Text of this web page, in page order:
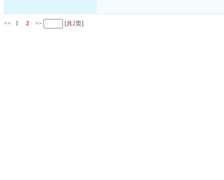
<< 1 2 >> [共2页]